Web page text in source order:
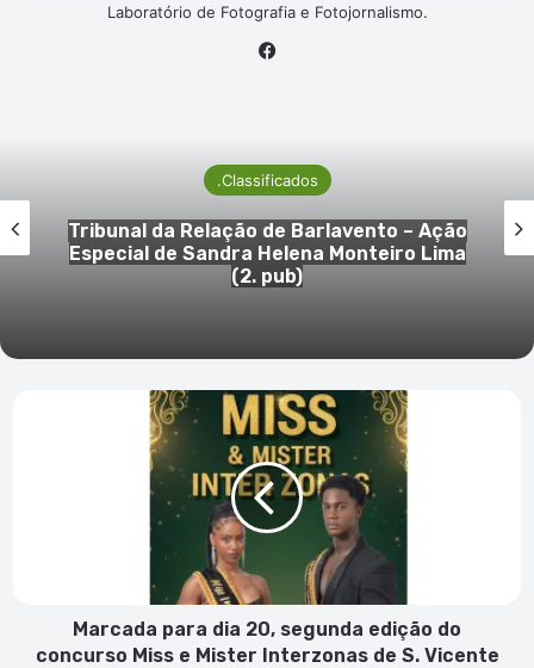
Laboratório de Fotografia e Fotojornalismo.
– Ação
Lima
1. Cartório Notarial de São
Justificação Notarial de
Mister
Marcada para dia 20, segunda edição do
concurso Miss e Mister Interzonas de S. Vicente